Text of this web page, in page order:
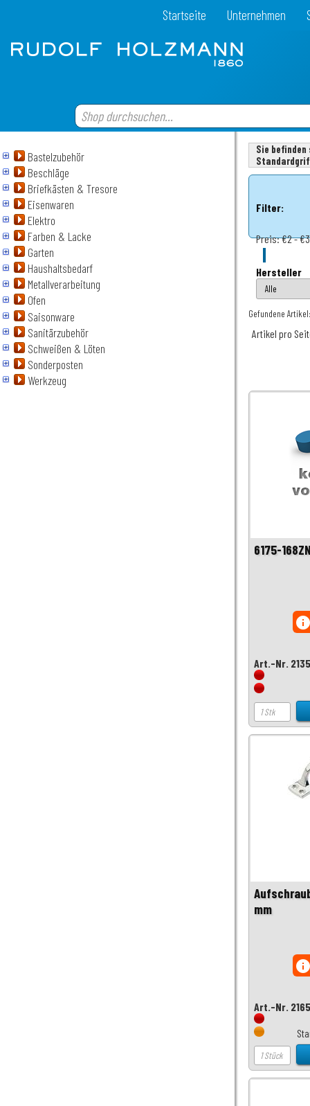
Startseite Unternehmen
Bastelzubehör
Beschläge
Briefkästen & Tresore
Eisenwaren
Elektro
Farben & Lacke
Garten
Haushaltsbedarf
Metallverarbeitung
Ofen
Saisonware
Sanitärzubehör
Schweißen & Löten
Sonderposten
Werkzeug
Sie
Filter:
Preis:€2 -
Hersteller
Gefundene
Artikel pro
6175-
Art.-Nr.
mm
Art.-Nr.